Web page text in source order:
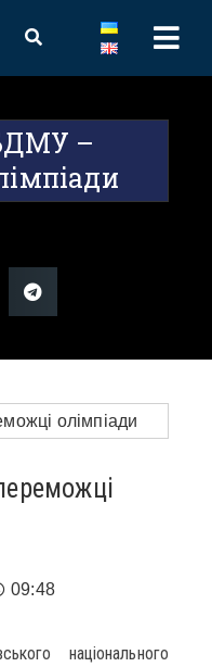
–
09:48
національного